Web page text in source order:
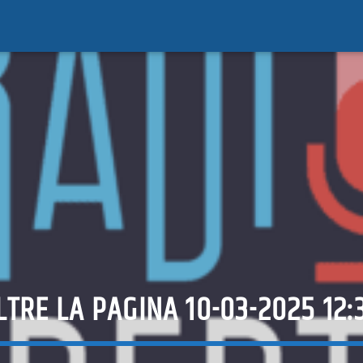
LA PAGINA 10-03-2025